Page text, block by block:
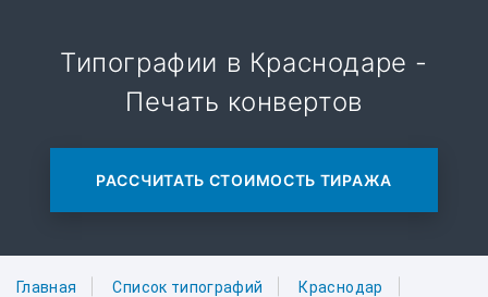
Типографии в Краснодаре -
Печать конвертов
РАССЧИТАТЬ СТОИМОСТЬ ТИРАЖА
Главная Список типографий
Краснодар